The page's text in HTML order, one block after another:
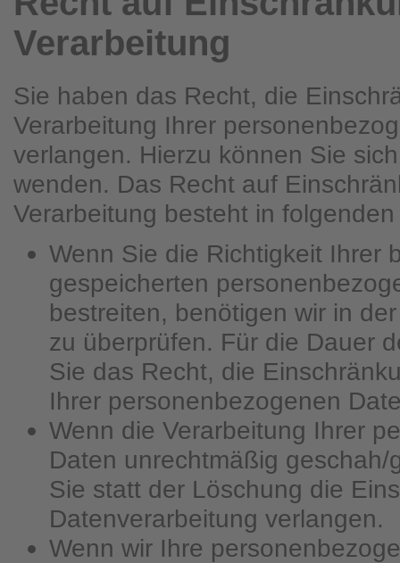
Verarbeitung
Sie haben das Recht, die
Verarbeitung Ihrer
verlangen. Hierzu können Sie
wenden. Das Recht auf
Verarbeitung besteht in
Wenn Sie die Richtigkeit Ihrer
gespeicherten
bestreiten, benötigen wir in
zu überprüfen. Für die Dauer
Sie das Recht, die
Ihrer personenbezogenen
Wenn die Verarbeitung Ihrer
Daten unrechtmäßig
Sie statt der Löschung die
Datenverarbeitung verlangen.
Wenn wir Ihre